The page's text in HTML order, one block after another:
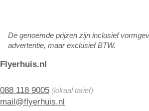
Flyerhuis.nl
088 118 9005 (lokaal tarief)
mail@flyerhuis.nl
De genoemde prijzen zijn inclusief
advertentie, maar exclusief BTW.